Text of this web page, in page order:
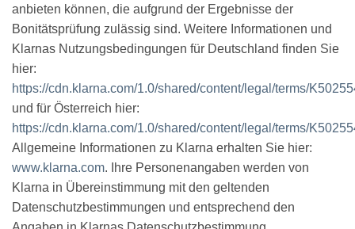
anbieten können, die aufgrund der Ergebnisse der
Bonitätsprüfung zulässig sind. Weitere Informationen und
Klarnas Nutzungsbedingungen für Deutschland finden Sie
hier:
https://cdn.klarna.com/1.0/shared/content/legal/terms/
und für Österreich hier:
https://cdn.klarna.com/1.0/shared/content/legal/terms/
Allgemeine Informationen zu Klarna erhalten Sie hier:
www.klarna.com. Ihre Personenangaben werden von
Klarna in Übereinstimmung mit den geltenden
Datenschutzbestimmungen und entsprechend den